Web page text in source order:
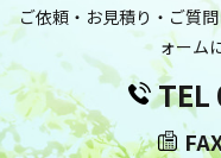
ご依頼・お見積り・ご質
ォーム
TEL